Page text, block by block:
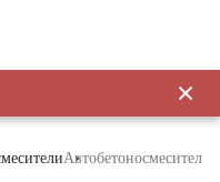
Автобетоносмеситель